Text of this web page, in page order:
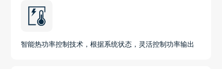
智能热功率控制技术，根据系统状态，灵活控制功率输出